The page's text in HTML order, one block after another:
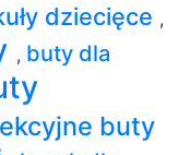
dziecięce ,
, buty dla
buty